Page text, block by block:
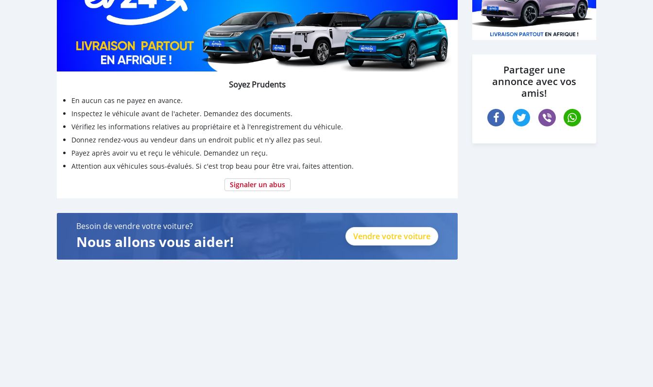
Soyez Prudents
En aucun cas ne payez en avance.
Inspectez le véhicule avant de l'acheter. Demandez des documents.
Vérifiez les informations relatives au propriétaire et à l'enregistrement du véhicule.
Donnez rendez-vous au vendeur dans un endroit public et n'y allez pas seul.
Payez après avoir vu et reçu le véhicule. Demandez un reçu.
Attention aux véhicules sous-évalués. Si c'est trop beau pour être vrai, faites attention.
Signaler un abus
Besoin de vendre votre voiture?
Nous allons vous aider! Vendre votre voiture
Partager une
annonce avec vos
amis!